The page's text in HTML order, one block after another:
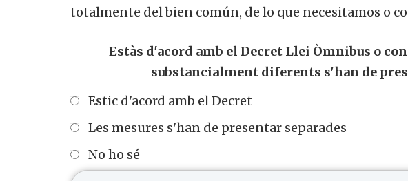
totalmente del bien común, de lo que necesitamos o
Estàs d'acord amb el Decret Llei Òmnibus o
substancialment diferents s'han de
Estic d'acord amb el Decret
Les mesures s'han de presentar separades
No ho sé